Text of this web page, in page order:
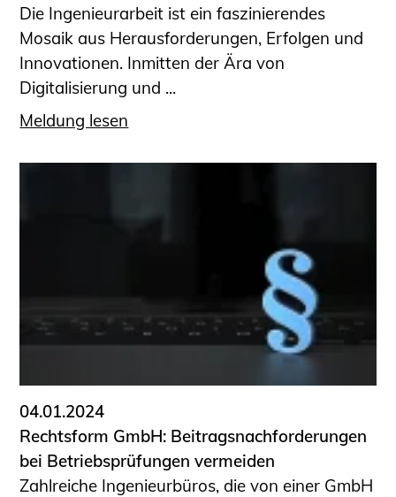
Die Ingenieurarbeit ist ein faszinierendes
Mosaik aus Herausforderungen, Erfolgen und
Innovationen. Inmitten der Ära von
Digitalisierung und ...
Meldung lesen
04.01.2024
Rechtsform GmbH: Beitragsnachforderungen
bei Betriebsprüfungen vermeiden
Zahlreiche Ingenieurbüros, die von einer GmbH